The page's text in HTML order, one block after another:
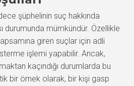
şüphelinin suç hakkında
durumunda mümkündür. Özellikle
giren suçlar için adli
işlemi yapabilir. Ancak,
kaçındığı durumlarda bu
bir örnek olarak, bir kişi gasp